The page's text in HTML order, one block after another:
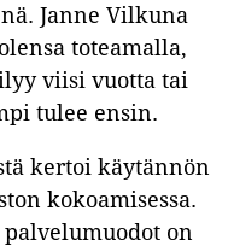
Janne Vilkuna
toteamalla,
viisi vuotta tai
tulee ensin.
kertoi käytännön
kokoamisessa.
on